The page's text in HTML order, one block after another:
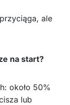
ale
na start?
około 50%
lub